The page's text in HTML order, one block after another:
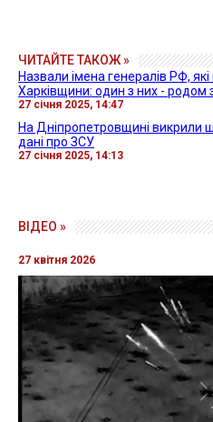
ЧИТАЙТЕ ТАКОЖ »
Назвали імена генералів РФ,
Харківщини: один з них - родом
27 січня 2025, 14:47
На Дніпропетровщині викрили
дані про ЗСУ
27 січня 2025, 14:13
ВІДЕО »
27 квітня 2026